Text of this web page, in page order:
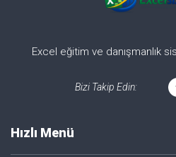
Excel eğitim ve danışmanlık
Bizi Takip Edin:
Hızlı Menü